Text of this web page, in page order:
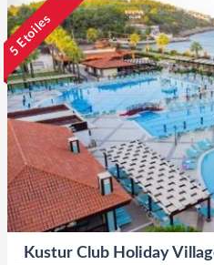
5 Etoiles
Kustur Club Holiday